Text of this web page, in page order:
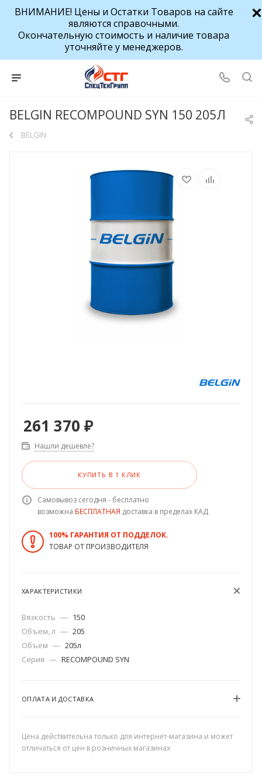
ВНИМАНИЕ! Цены и Остатки Товаров на сайте
являются справочными.
Окончательную стоимость и наличие товара
уточняйте у менеджеров.
BELGIN RECOMPOUND SYN 150 205Л
BELGIN
261 370 ₽
Нашли дешевле?
КУПИТЬ В 1 КЛИК
Самовывоз сегодня - бесплатно
возможна БЕСПЛАТНАЯ доставка в пределах КАД
100% ГАРАНТИЯ ОТ ПОДДЕЛОК.
ТОВАР ОТ ПРОИЗВОДИТЕЛЯ
ХАРАКТЕРИСТИКИ
Вязкость — 150
Объем, л — 205
Объем — 205л
Серия — RECOMPOUND SYN
ОПЛАТА И ДОСТАВКА
Цена действительна только для интернет-магазина и может
отличаться от цен в розничных магазинах